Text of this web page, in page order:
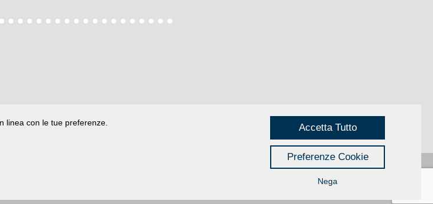
linea con le tue preferenze.
Accetta Tutto
Preferenze Cookie
Nega